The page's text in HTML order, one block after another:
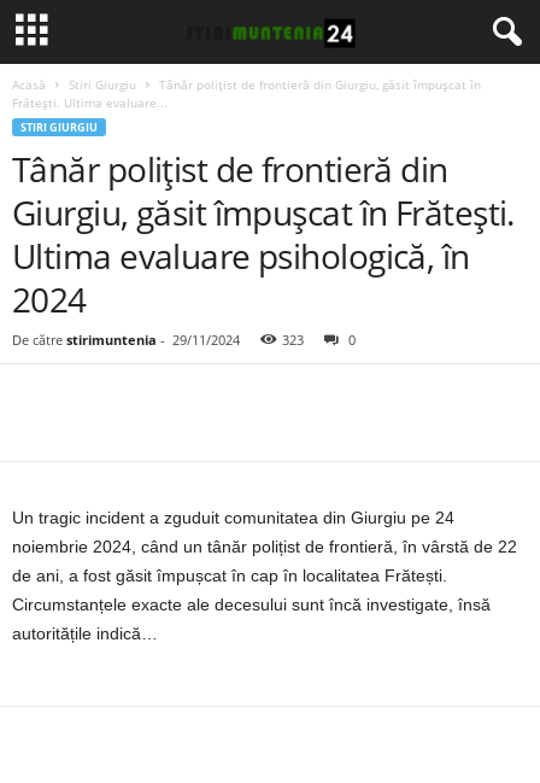
Acasă Stiri Giurgiu
Tânăr polițist de frontieră din Giurgiu, găsit împușcat în
Frătești. Ultima evaluare...
STIRI GIURGIU
Tânăr polițist de frontieră din
Giurgiu, găsit împușcat în Frătești.
Ultima evaluare psihologică, în
2024
De către stirimuntenia - 29/11/2024 323 0
Un tragic incident a zguduit comunitatea din Giurgiu pe 24
noiembrie 2024, când un tânăr polițist de frontieră, în vârstă de 22
de ani, a fost găsit împușcat în cap în localitatea Frătești.
Circumstanțele exacte ale decesului sunt încă investigate, însă
autoritățile indică…